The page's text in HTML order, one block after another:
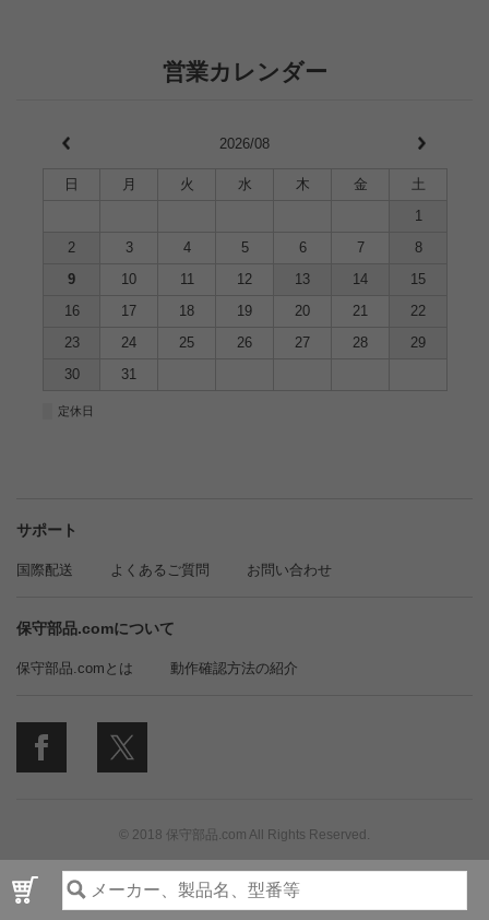
営業カレンダー
2026/08
日 月 火 水 木 金
土
1
2
3 4 5 6 7
8
9
10 11 12 13 14
15
16
17 18 19 20 21
22
23
24 25 26 27 28
29
30
31
定休日
サポート
国際配送 よくあるご質問 お問い合わせ
保守部品.comについて
保守部品.comとは 動作確認方法の紹介
© 2018 保守部品.com All Rights Reserved.